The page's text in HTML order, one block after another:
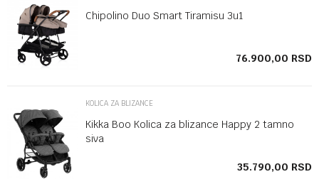
Chipolino Duo Smart Tiramisu 3u1
76.900,00 RSD
KOLICA ZA BLIZANCE
Kikka Boo Kolica za blizance Happy 2 tamno
siva
35.790,00 RSD